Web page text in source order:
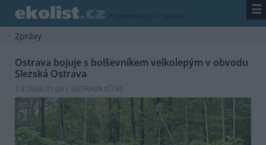
/ zpravodajství / zprávy ☰
Zprávy
Ostrava bojuje s bolševníkem velkolepým v obvodu
Slezská Ostrava
7.8.2026 01:09 | OSTRAVA (ČTK)